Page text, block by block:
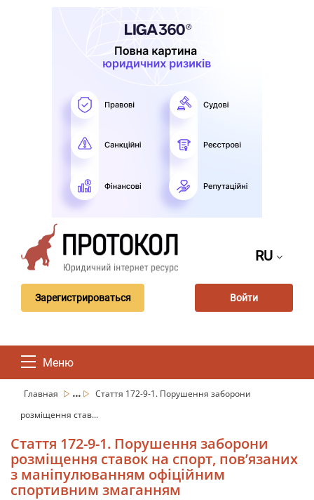
RU
Зарегистрироваться Войти
Меню
Главная ...
Стаття 172-9-1. Порушення заборони
розміщення став...
Стаття 172-9-1. Порушення заборони
розміщення ставок на спорт, пов’язаних
з маніпулюванням офіційним
спортивним змаганням